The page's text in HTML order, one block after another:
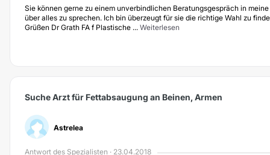
Sie können gerne zu einem unverbindlichen Beratungsgespräch in
über alles zu sprechen. Ich bin überzeugt für sie die richtige Wahl zu
Grüßen Dr Grath FA f Plastische ... Weiterlesen
Suche Arzt für Fettabsaugung an Beinen, Armen
Astrelea
Antwort des Spezialisten · 23.04.2018